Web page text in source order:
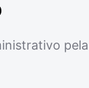
pela